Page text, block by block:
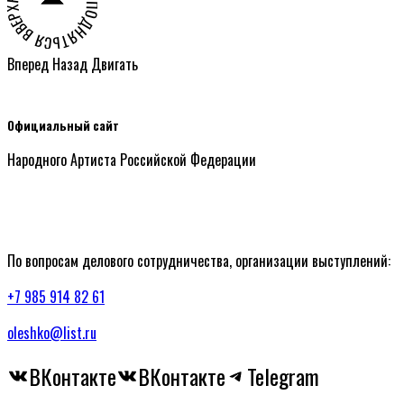
Вперед Назад Двигать
Официальный сайт
Народного Артиста Российской Федерации
По вопросам делового сотрудничества, организации выступлений:
+7 985 914 82 61
oleshko@list.ru
ВКонтакте ВКонтакте Telegram